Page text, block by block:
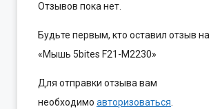
Отзывов пока нет.
Будьте первым, кто оставил отзыв на
«Мышь 5bites F21-M2230»
Для отправки отзыва вам
необходимо авторизоваться